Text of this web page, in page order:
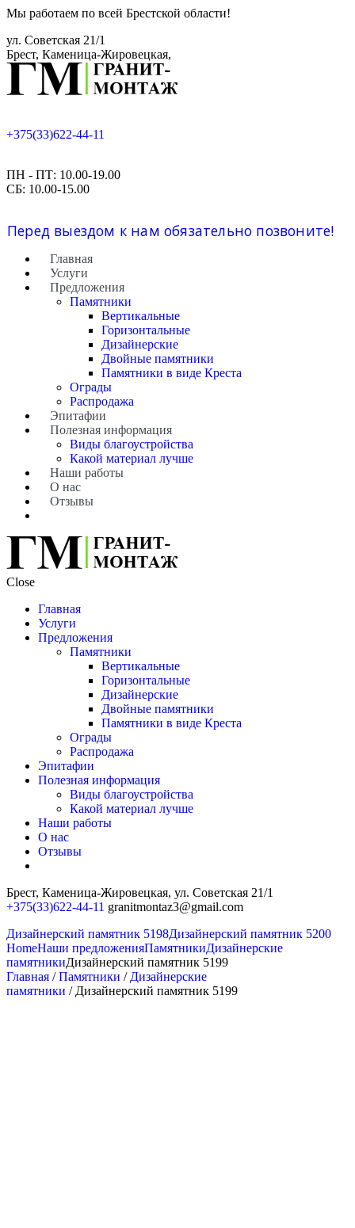
Мы работаем по всей Брестской области!
ул. Советская 21/1
Брест, Каменица-Жировецкая,
+375(33)622-44-11
ПН - ПТ: 10.00-19.00
СБ: 10.00-15.00
Перед выездом к нам обязательно позвоните!
Главная
Услуги
Предложения
Памятники
Вертикальные
Горизонтальные
Дизайнерские
Двойные памятники
Памятники в виде Креста
Ограды
Распродажа
Эпитафии
Полезная информация
Виды благоустройства
Какой материал лучше
Наши работы
О нас
Отзывы
Close
Главная
Услуги
Предложения
Памятники
Вертикальные
Горизонтальные
Дизайнерские
Двойные памятники
Памятники в виде Креста
Ограды
Распродажа
Эпитафии
Полезная информация
Виды благоустройства
Какой материал лучше
Наши работы
О нас
Отзывы
Брест, Каменица-Жировецкая, ул. Советская 21/1
+375(33)622-44-11 granitmontaz3@gmail.com
Дизайнерский памятник 5198Дизайнерский памятник 5200
HomeНаши предложенияПамятникиДизайнерские
памятникиДизайнерский памятник 5199
Главная /Памятники / Дизайнерские
памятники / Дизайнерский памятник 5199